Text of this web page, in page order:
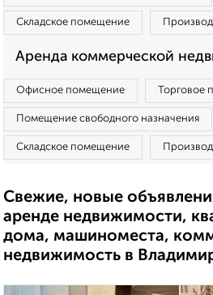
Складское помещение
Аренда коммерческой
Офисное помещение Торговое
Помещение свободного назначения
Складское помещение
Свежие, новые
аренде недвижимости,
дома, машиноместа,
недвижимость в